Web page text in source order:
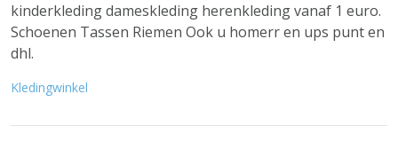
kinderkleding dameskleding herenkleding vanaf 1 euro.
Schoenen Tassen Riemen Ook u homerr en ups punt en
dhl.
Kledingwinkel